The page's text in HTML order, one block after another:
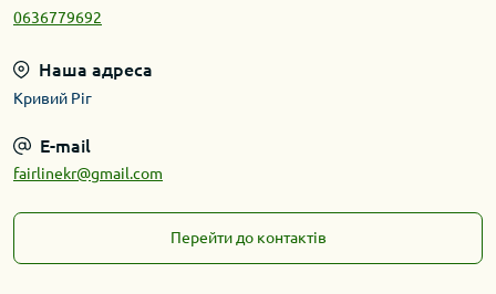
0636779692
Наша адреса
Кривий Ріг
E-mail
fairlinekr@gmail.com
Перейти до контактів